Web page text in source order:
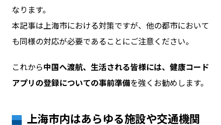
ログイン
WiFiレンタルプランお申し込み
なります。
本記事は上海市における対策ですが、他の都市において
も同様の対応が必要であることにご注意ください。
これから中国へ渡航、生活される皆様には、健康コード
アプリの登録についての事前準備を強くお勧めします。
上海市内はあらゆる施設や交通機関